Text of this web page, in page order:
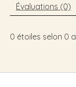
Évaluations (0)
0 étoiles selon 0